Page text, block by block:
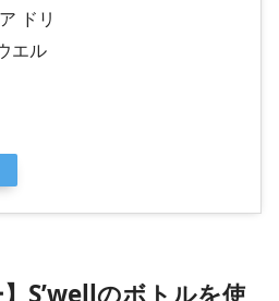
ドリ
エル
】S’wellのボトルを使